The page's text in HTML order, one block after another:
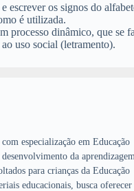
escrever os signos do
é utilizada.
processo dinâmico, que se
uso social (letramento).
especialização em Educação
da aprendizagem
para crianças da Educação
educacionais, busca oferecer